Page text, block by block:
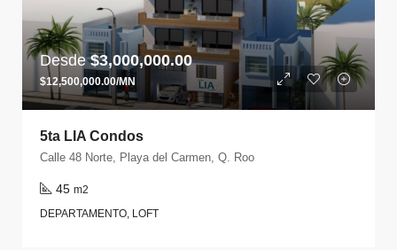
Desde$3,000,000.00
$12,500,000.00/MN
5ta LIA Condos
Calle 48 Norte, Playa del Carmen, Q. Roo
45 m2
DEPARTAMENTO, LOFT